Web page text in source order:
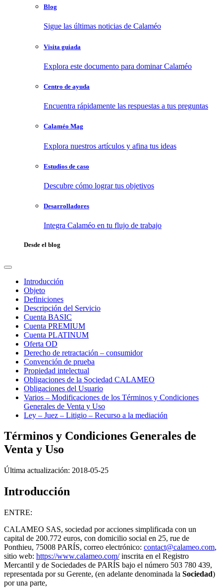
Blog
Sigue las últimas noticias de Calaméo
Visita guiada
Explora este documento para dominar Calaméo
Centro de ayuda
Encuentra rápidamente las respuestas a tus preguntas
Calaméo Mag
Explora nuestros artículos y afina tus ideas
Estudios de caso
Descubre cómo lograr tus objetivos
Desarrolladores
Integra Calaméo en tu flujo de trabajo
Desde el blog
Introducción
Objeto
Definiciones
Descripción del Servicio
Cuenta BASIC
Cuenta PREMIUM
Cuenta PLATINUM
Oferta OD
Derecho de retractación – consumidor
Convención de prueba
Propiedad intelectual
Obligaciones de la Sociedad CALAMEO
Obligaciones del Usuario
Varios – Modificaciones de los Términos y Condiciones
Generales de Venta y Uso
Ley – Juez – Litigio – Recurso a la mediación
Términos y Condiciones Generales de
Venta y Uso
Última actualización: 2018-05-25
Introducción
ENTRE:
CALAMEO SAS, sociedad por acciones simplificada con un
capital de 200.772 euros, con domicilio social en 25, rue de
Ponthieu, 75008 PARÍS, correo electrónico: contact@calameo.com,
sitio web: https://www.calameo.com/inscrita en el Registro
Mercantil y de Sociedades de PARÍS bajo el número 503 780 439,
representada por su Gerente, (en adelante denominada la Sociedad)
por una parte,